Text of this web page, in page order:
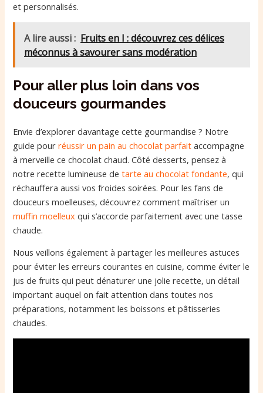
et personnalisés.
A lire aussi : Fruits en I : découvrez ces délices
méconnus à savourer sans modération
Pour aller plus loin dans vos
douceurs gourmandes
Envie d’explorer davantage cette gourmandise ? Notre
guide pourréussir un pain au chocolat parfait accompagne
à merveille ce chocolat chaud. Côté desserts, pensez à
notre recette lumineuse detarte au chocolat fondante, qui
réchauffera aussi vos froides soirées. Pour les fans de
douceurs moelleuses, découvrez comment maîtriser un
muffin moelleux qui s’accorde parfaitement avec une tasse
chaude.
Nous veillons également à partager les meilleures astuces
pour éviter les erreurs courantes en cuisine, comme éviter le
jus de fruits qui peut dénaturer une jolie recette, un détail
important auquel on fait attention dans toutes nos
préparations, notamment les boissons et pâtisseries
chaudes.